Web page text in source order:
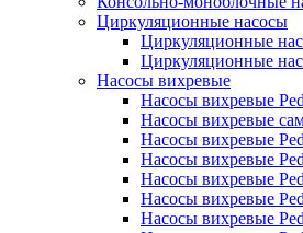
Циркуляционные насосы
Циркуляционные
Циркуляционные
Насосы вихревые
Насосы вихревые
Насосы вихревые
Насосы вихревые
Насосы вихревые
Насосы вихревые
Насосы вихревые
Насосы вихревые